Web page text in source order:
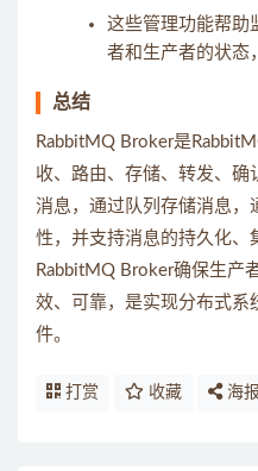
这些管理功能帮助
者和生产者的状态
总结
RabbitMQ Broker是
收、路由、存储、转发、确
消息，通过队列存储消息，
性，并支持消息的持久化、
RabbitMQ Broker确保生产
效、可靠，是实现分布式系
件。
打赏 收藏 海